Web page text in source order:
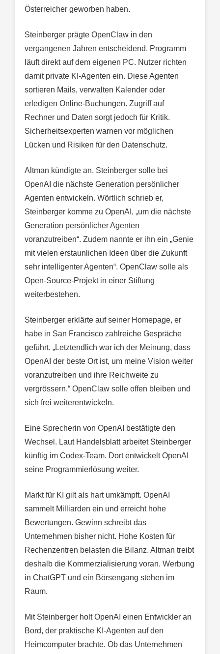
Österreicher geworben haben.
Steinberger prägte OpenClaw in den
vergangenen Jahren entscheidend. Programm
läuft direkt auf dem eigenen PC. Nutzer richten
damit private KI-Agenten ein. Diese Agenten
sortieren Mails, verwalten Kalender oder
erledigen Online-Buchungen. Zugriff auf
Rechner und Daten sorgt jedoch für Kritik.
Sicherheitsexperten warnen vor möglichen
Lücken und Risiken für den Datenschutz.
Altman kündigte an, Steinberger solle bei
OpenAI die nächste Generation persönlicher
Agenten entwickeln. Wörtlich schrieb er,
Steinberger komme zu OpenAI, „um die nächste
Generation persönlicher Agenten
voranzutreiben“. Zudem nannte er ihn ein „Genie
mit vielen erstaunlichen Ideen über die Zukunft
sehr intelligenter Agenten“. OpenClaw solle als
Open-Source-Projekt in einer Stiftung
weiterbestehen.
Steinberger erklärte auf seiner Homepage, er
habe in San Francisco zahlreiche Gespräche
geführt. „Letztendlich war ich der Meinung, dass
OpenAI der beste Ort ist, um meine Vision weiter
voranzutreiben und ihre Reichweite zu
vergrössern.“ OpenClaw solle offen bleiben und
sich frei weiterentwickeln.
Eine Sprecherin von OpenAI bestätigte den
Wechsel. Laut Handelsblatt arbeitet Steinberger
künftig im Codex-Team. Dort entwickelt OpenAI
seine Programmierlösung weiter.
Markt für KI gilt als hart umkämpft. OpenAI
sammelt Milliarden ein und erreicht hohe
Bewertungen. Gewinn schreibt das
Unternehmen bisher nicht. Hohe Kosten für
Rechenzentren belasten die Bilanz. Altman treibt
deshalb die Kommerzialisierung voran. Werbung
in ChatGPT und ein Börsengang stehen im
Raum.
Mit Steinberger holt OpenAI einen Entwickler an
Bord, der praktische KI-Agenten auf den
Heimcomputer brachte. Ob das Unternehmen